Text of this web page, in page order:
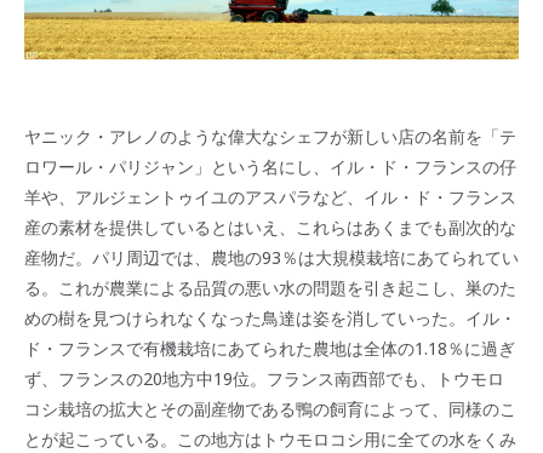
ヤニック・アレノのような偉大なシェフが新しい店の名前を「テ
ロワール・パリジャン」という名にし、イル・ド・フランスの仔
羊や、アルジェントゥイユのアスパラなど、イル・ド・フランス
産の素材を提供しているとはいえ、これらはあくまでも副次的な
産物だ。パリ周辺では、農地の93％は大規模栽培にあてられてい
る。これが農業による品質の悪い水の問題を引き起こし、巣のた
めの樹を見つけられなくなった鳥達は姿を消していった。イル・
ド・フランスで有機栽培にあてられた農地は全体の1.18％に過ぎ
ず、フランスの20地方中19位。フランス南西部でも、トウモロ
コシ栽培の拡大とその副産物である鴨の飼育によって、同様のこ
とが起こっている。この地方はトウモロコシ用に全ての水をくみ